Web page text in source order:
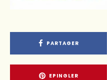
PARTAGER
EPINGLER